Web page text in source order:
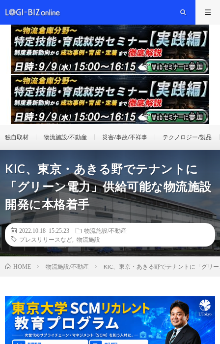
独自取材 物流施設/不動産 災害/事故/不祥事 テクノロジー/製品
KIC、東京・あきる野でテナントに
「グリーン電力」供給可能な物流施設
開発に本格着手
2022.10.18 15:25:23
物流施設/不動産
プレスリリースなど
物流施設
HOME 物流施設/不動産 KIC、東京・あきる野でテナントに「グリ